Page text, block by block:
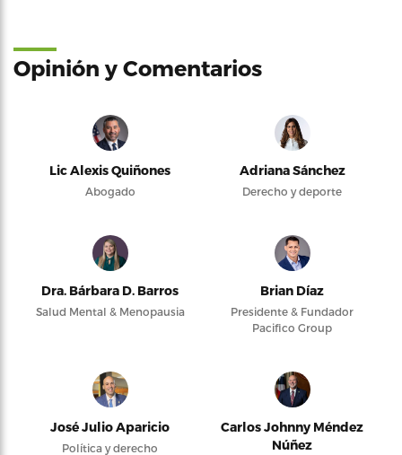
Opinión y Comentarios
Lic Alexis Quiñones
Abogado
Adriana Sánchez
Derecho y deporte
Dra. Bárbara D. Barros
Salud Mental & Menopausia
Brian Díaz
Presidente & Fundador
Pacifico Group
José Julio Aparicio
Política y derecho
Carlos Johnny Méndez
Núñez